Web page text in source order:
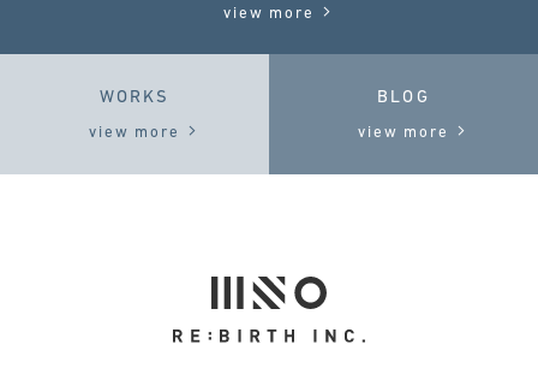
view more
WORKS
view more
BLOG
view more